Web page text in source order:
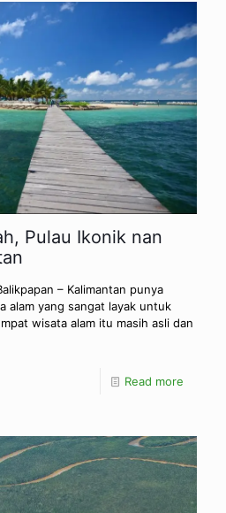
Pulau Ikonik nan
– Kalimantan punya
alam yang sangat layak untuk
wisata alam itu masih asli dan
Read more